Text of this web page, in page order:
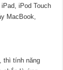
iPad iPod Touch
MacBook
thì tính năng